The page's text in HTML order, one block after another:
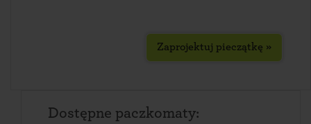
Zaprojektuj pieczątkę »
Dostępne paczkomaty: